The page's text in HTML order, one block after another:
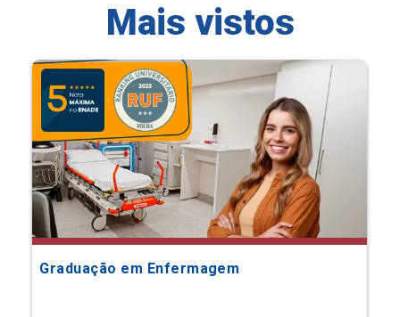
Mais vistos
Graduação em Enfermagem